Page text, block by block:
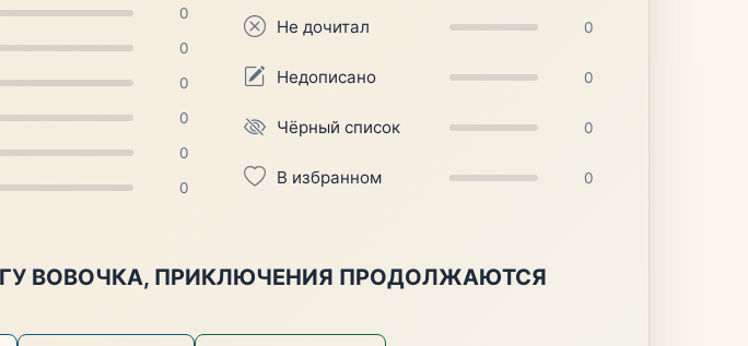
0
0
0
0
0
0
Не дочитал 0
Недописано 0
Чёрный список 0
В избранном 0
ВОВОЧКА, ПРИКЛЮЧЕНИЯ ПРОДОЛЖАЮТСЯ